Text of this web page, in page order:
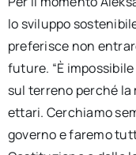
lo sviluppo
preferisce non
future. “È
sul terreno perché la
ettari. Cerchiamo
governo e faremo